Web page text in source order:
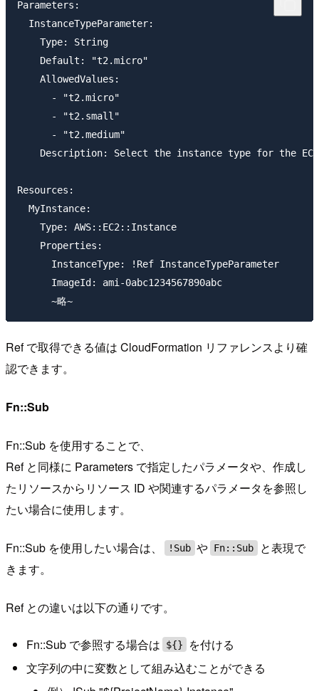
Parameters:
  InstanceTypeParameter:
    Type: String
    Default: "t2.micro"
    AllowedValues:
      - "t2.micro"
      - "t2.small"
      - "t2.medium"
Description: Select the instance type for the
Resources:
  MyInstance:
    Type: AWS::EC2::Instance
    Properties:
      InstanceType: !Ref InstanceTypeParameter
      ImageId: ami-0abc1234567890abc
Ref で取得できる値は CloudFormation リファレンスより確
認できます。
Fn::Sub
Fn::Sub を使用することで、
Ref と同様に Parameters で指定したパラメータや、作成し
たリソースからリソース ID や関連するパラメータを参照し
たい場合に使用します。
Fn::Sub を使用したい場合は、 !Sub や Fn::Sub
と表現で
きます。
Ref との違いは以下の通りです。
Fn::Sub で参照する場合は ${}
を付ける
文字列の中に変数として組み込むことができる